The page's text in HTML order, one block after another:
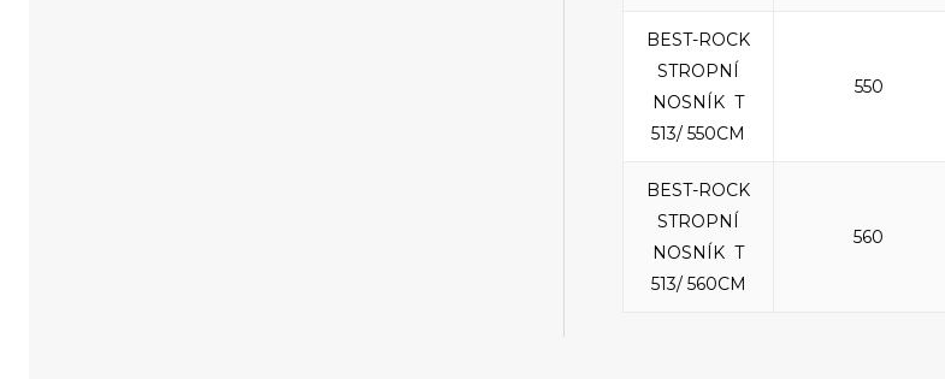
BEST-ROCK
STROPNÍ
NOSNÍK T
513/ 550CM
550
BEST-ROCK
STROPNÍ
NOSNÍK T
513/ 560CM
560